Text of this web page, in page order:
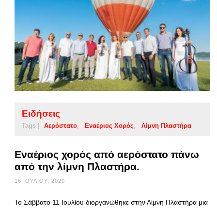
Ειδήσεις
Tags | Αερόστατο Εναέριος Χορός Λίμνη Πλαστήρα
Εναέριος χορός από αερόστατο πάνω
από την λίμνη Πλαστήρα.
16 ΙΟΥΛΊΟΥ, 2020
Το Σάββατο 11 Ιουλίου διοργανώθηκε στην Λίμνη Πλαστήρα μια